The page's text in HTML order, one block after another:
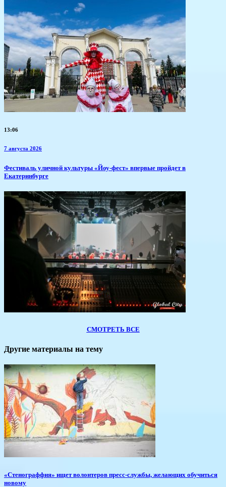
13:06
7 августа 2026
​Фестиваль уличной культуры «Йоу-фест» впервые пройдет в
Екатеринбурге
СМОТРЕТЬ ВСЕ
Другие материалы на тему
«Стенограффия» ищет волонтеров пресс-службы, желающих обучиться
новому